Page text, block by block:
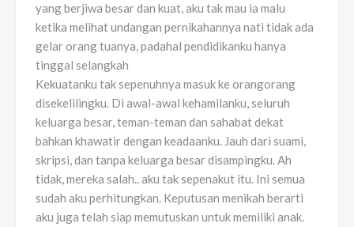
yang berjiwa besar dan kuat, aku tak mau ia malu
ketika melihat undangan pernikahannya nati tidak ada
gelar orang tuanya, padahal pendidikanku hanya
tinggal selangkah
Kekuatanku tak sepenuhnya masuk ke orangorang
disekelilingku. Di awal-awal kehamilanku, seluruh
keluarga besar, teman-teman dan sahabat dekat
bahkan khawatir dengan keadaanku. Jauh dari suami,
skripsi, dan tanpa keluarga besar disampingku. Ah
tidak, mereka salah.. aku tak sepenakut itu. Ini semua
sudah aku perhitungkan. Keputusan menikah berarti
aku juga telah siap memutuskan untuk memiliki anak.